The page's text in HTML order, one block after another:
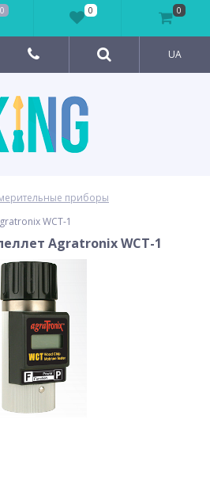
UA
приборы
WCT-1
Agratronix WCT-1
0 0 0